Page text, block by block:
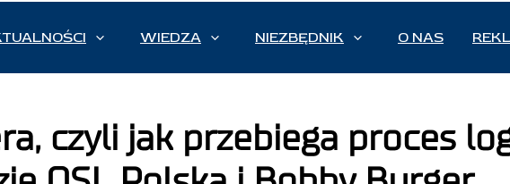
WIEDZA NIEZBĘDNIK O NAS
czyli jak przebiega proces